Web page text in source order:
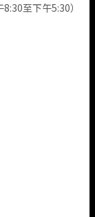
至下午5:30）